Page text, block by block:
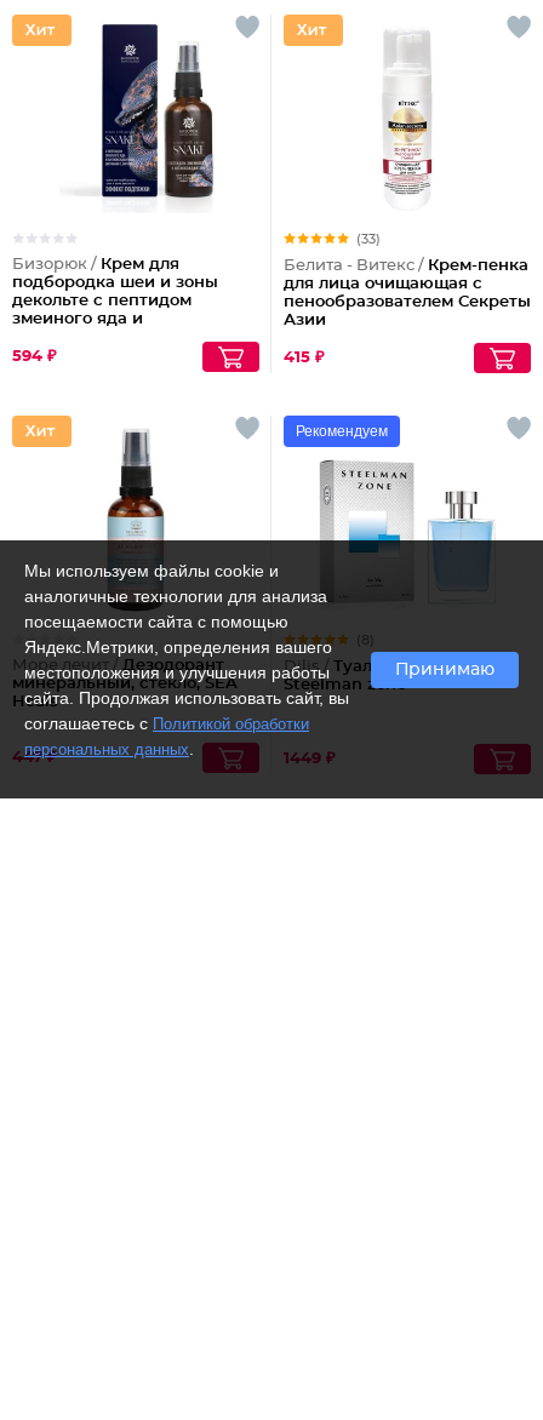
Бизорюк / Крем для
подбородка шеи и зоны
декольте с пептидом
змеиного яда и
594 ₽
(33)
Белита - Витекс / Крем-пенка
для лица очищающая с
пенообразователем Секреты
Азии
415 ₽
Море лечит / Дезодорант
минеральный, стекло, SEA
Heals
447 ₽
Рекомендуем
(8)
Dilis / Туалетная вода
Steelman zone
1449 ₽
Мы используем файлы cookie и
аналогичные технологии для анализа
посещаемости сайта с помощью
Яндекс.Метрики, определения вашего
местоположения и улучшения работы
сайта. Продолжая использовать сайт, вы
соглашаетесь с Политикой обработки
персональных данных
Принимаю